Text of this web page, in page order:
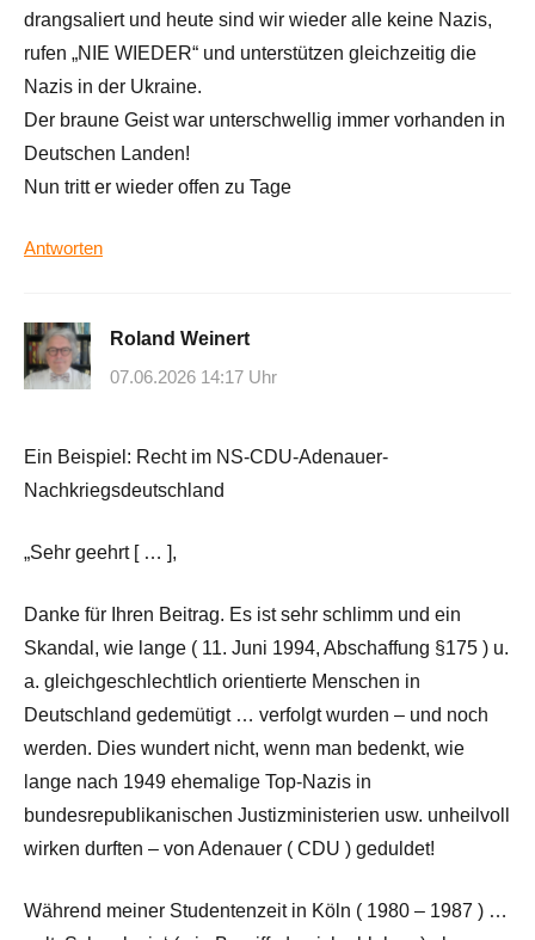
drangsaliert und heute sind wir wieder alle keine Nazis,
rufen „NIE WIEDER“ und unterstützen gleichzeitig die
Nazis in der Ukraine.
Der braune Geist war unterschwellig immer vorhanden in
Deutschen Landen!
Nun tritt er wieder offen zu Tage
Antworten
Roland Weinert
07.06.2026 14:17 Uhr
Ein Beispiel: Recht im NS-CDU-Adenauer-
Nachkriegsdeutschland
„Sehr geehrt [ … ],
Danke für Ihren Beitrag. Es ist sehr schlimm und ein
Skandal, wie lange ( 11. Juni 1994, Abschaffung §175 ) u.
a. gleichgeschlechtlich orientierte Menschen in
Deutschland gedemütigt … verfolgt wurden – und noch
werden. Dies wundert nicht, wenn man bedenkt, wie
lange nach 1949 ehemalige Top-Nazis in
bundesrepublikanischen Justizministerien usw. unheilvoll
wirken durften – von Adenauer ( CDU ) geduldet!
Während meiner Studentenzeit in Köln ( 1980 – 1987 ) …